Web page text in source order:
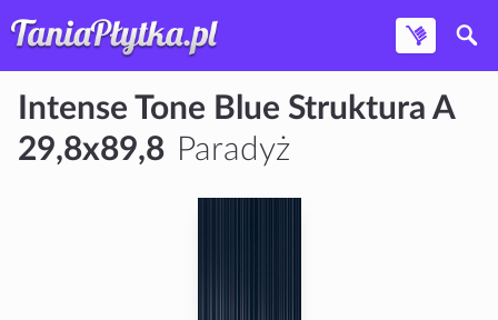
Intense Tone Blue Struktura A
29,8x89,8 Paradyż